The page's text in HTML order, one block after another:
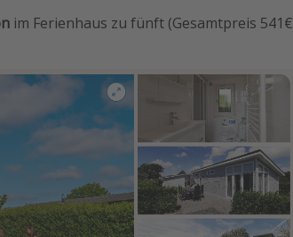
im Ferienhaus zu fünft (Gesamtpreis 541€